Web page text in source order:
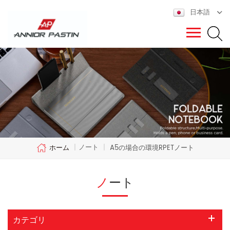
日本語
ホーム | ノート | A5の場合の環境RPETノート
ノート
カテゴリ